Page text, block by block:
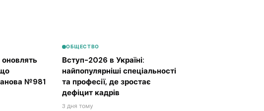
оновлять
№981
ОБЩЕСТВО
Вступ-2026 в Україні:
найпопулярніші спеціальності
та професії, де зростає
дефіцит кадрів
3 дня тому